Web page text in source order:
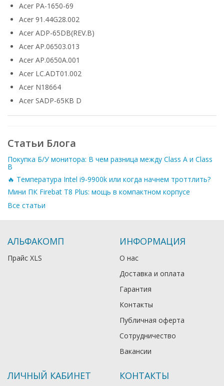
Acer PA-1650-69
Acer 91.44G28.002
Acer ADP-65DB(REV.B)
Acer AP.06503.013
Acer AP.0650A.001
Acer LC.ADT01.002
Acer N18664
Acer SADP-65KB D
Статьи Блога
Покупка Б/У монитора: В чем разница между Class A и Class
B
🔥 Температура Intel i9-9900k или когда начнем троттлить?
Мини ПК Firebat T8 Plus: мощь в компактном корпусе
Все статьи
АЛЬФАКОМП
Прайс XLS
ИНФОРМАЦИЯ
О нас
Доставка и оплата
Гарантия
Контакты
Публичная оферта
Сотрудничество
Вакансии
ЛИЧНЫЙ КАБИНЕТ КОНТАКТЫ